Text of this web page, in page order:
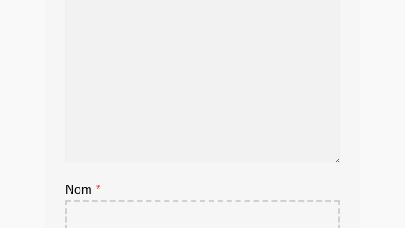
Nom *